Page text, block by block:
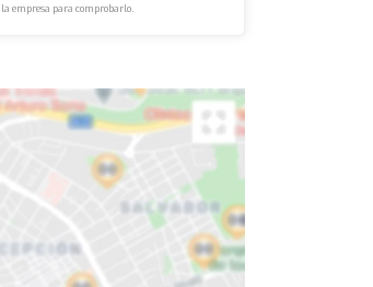
la empresa para comprobarlo.